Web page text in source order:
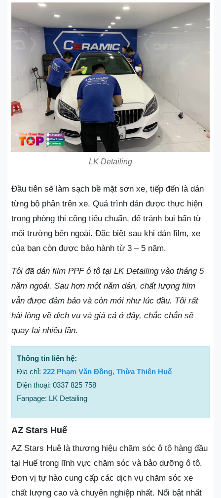
LK Detailing
Đầu tiên sẽ làm sạch bề mặt sơn xe, tiếp đến là dán
từng bộ phận trên xe. Quá trình dán được thực hiện
trong phòng thi công tiêu chuẩn, để tránh bụi bẩn từ
môi trường bên ngoài. Đặc biệt sau khi dán film, xe
của bạn còn được bảo hành từ 3 – 5 năm.
Tôi đã dán film PPF ô tô tại LK Detailing vào tháng 5
năm ngoái. Sau hơn một năm dán, chất lượng film
vẫn được đảm bảo và còn mới như lúc đầu. Tôi rất
hài lòng về dịch vụ và giá cả ở đây, chắc chắn sẽ
quay lại nhiều lần.
Thông tin liên hệ:
Địa chỉ: 222 Phạm Văn Đồng, Thừa Thiên Huế
Điện thoại: 0337 825 758
Fanpage: LK Detailing
AZ Stars Huế
AZ Stars Huê là thương hiệu chăm sóc ô tô hàng đầu
tại Huế trong lĩnh vực chăm sóc và bảo dưỡng ô tô.
Đơn vị tự hào cung cấp các dịch vụ chăm sóc xe
chất lượng cao và chuyên nghiệp nhất. Nổi bật nhất